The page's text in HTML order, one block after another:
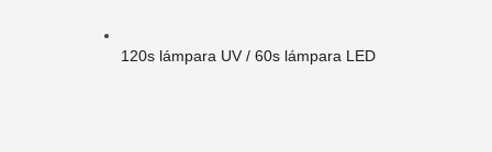
120s lámpara UV / 60s lámpara LED